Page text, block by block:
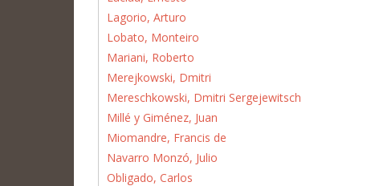
Lagorio, Arturo
Lobato, Monteiro
Mariani, Roberto
Merejkowski, Dmitri
Mereschkowski, Dmitri Sergejewitsch
Millé y Giménez, Juan
Miomandre, Francis de
Navarro Monzó, Julio
Obligado, Carlos